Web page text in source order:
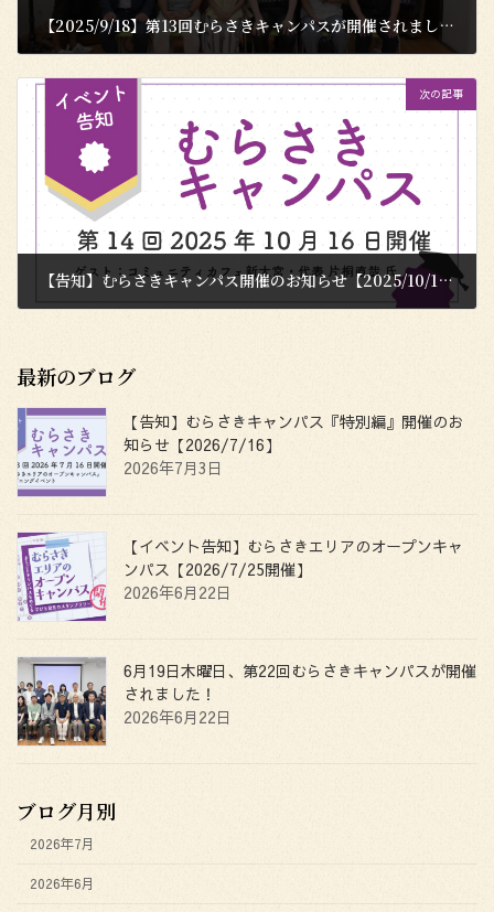
【2025/9/18】第13回むらさきキャンパスが開催されました！
次の記事
【告知】むらさきキャンパス開催のお知らせ【2025/10/16】
最新のブログ
【告知】むらさきキャンパス『特別編』開催のお
知らせ【2026/7/16】
2026年7月3日
【イベント告知】むらさきエリアのオープンキャ
ンパス【2026/7/25開催】
2026年6月22日
6月19日木曜日、第22回むらさきキャンパスが開催
されました！
2026年6月22日
ブログ月別
2026年7月
2026年6月